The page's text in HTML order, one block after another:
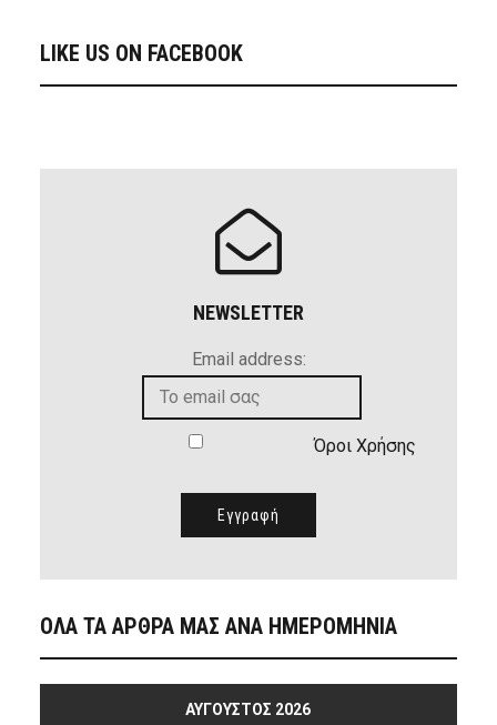
LIKE US ON FACEBOOK
NEWSLETTER
Email address:
Όροι Χρήσης
ΟΛΑ ΤΑ ΑΡΘΡΑ ΜΑΣ ΑΝΑ ΗΜΕΡΟΜΗΝΙΑ
ΑΎΓΟΥΣΤΟΣ 2026